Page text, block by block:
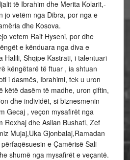
të Ibrahim dhe Merita Kolarit,-
jo vetëm nga Dibra, por nga e
dhe Kosova.
vetem Raif Hyseni, por dhe
e kënduara nga diva e
Halili, Shqipe Kastrati, i talentuari
këngëtarë të ftuar , ia shtuan
i dasmës, Ibrahimi, tek u uron
këtë dasëm të madhe, uron çiftin,
dhe individët, si biznesmenin
Gecaj , veçon mysafirët nga
Rexhaj dhe Asllan Bushati, Zef
Mujaj,Uka Gjonbalaj,Ramadan
e Çamërisë Sali
shumë nga mysafirët e veçantë.